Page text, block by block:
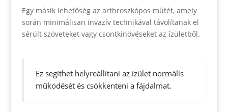
Egy másik lehetőség az arthroszkópos műtét, amely
során minimálisan invazív technikával távolítanak el
sérült szöveteket vagy csontkinövéseket az ízületből.
Ez segíthet helyreállítani az ízület normális
működését és csökkenteni a fájdalmat.